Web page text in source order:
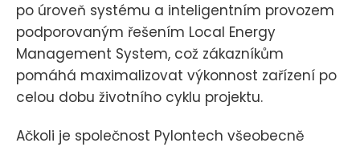
po úroveň systému a inteligentním provozem
podporovaným řešením Local Energy
Management System, což zákazníkům
pomáhá maximalizovat výkonnost zařízení po
celou dobu životního cyklu projektu.
Ačkoli je společnost Pylontech všeobecně